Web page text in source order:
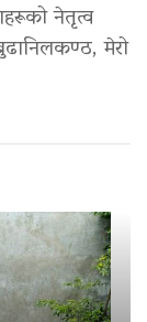
नेतृत्व
मेरो